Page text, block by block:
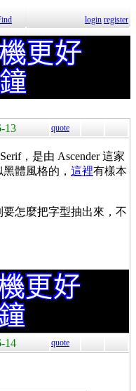
login register
13 quote
，是由 Ascender這家
體風格的， 這裡有樣本
要怎麼把字型抽出來，不
14 quote